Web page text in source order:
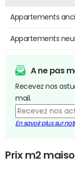
Appartements
Appartements
A ne pas
Recevez nos
mail.
En savoir plus sur
Prix m2